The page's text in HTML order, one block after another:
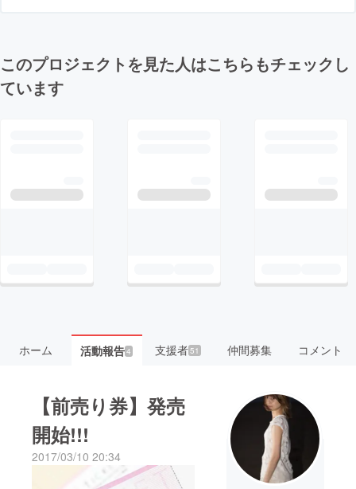
このプロジェクトを見た人はこちらもチェックし
ています
ホーム 活動報告4 支援者51 仲間募集 コメント
【前売り券】発売
開始!!!
2017/03/10 20:34